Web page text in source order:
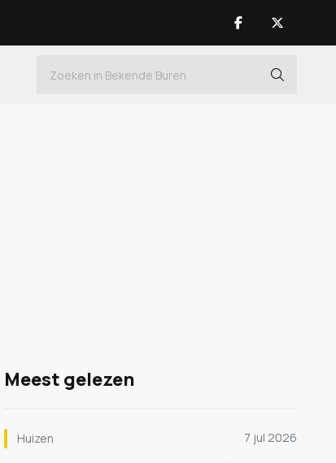
Meest gelezen
Huizen
7 jul 2026